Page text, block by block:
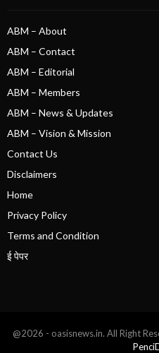
ABM – About
ABM – Contact
ABM – Editorial
ABM – Members
ABM – News & Updates
ABM – Vision & Mission
Contact Us
Disclaimers
Home
Privacy Policy
Terms and Condition
ई पेपर
@2026 - oasisnews.in. All Right